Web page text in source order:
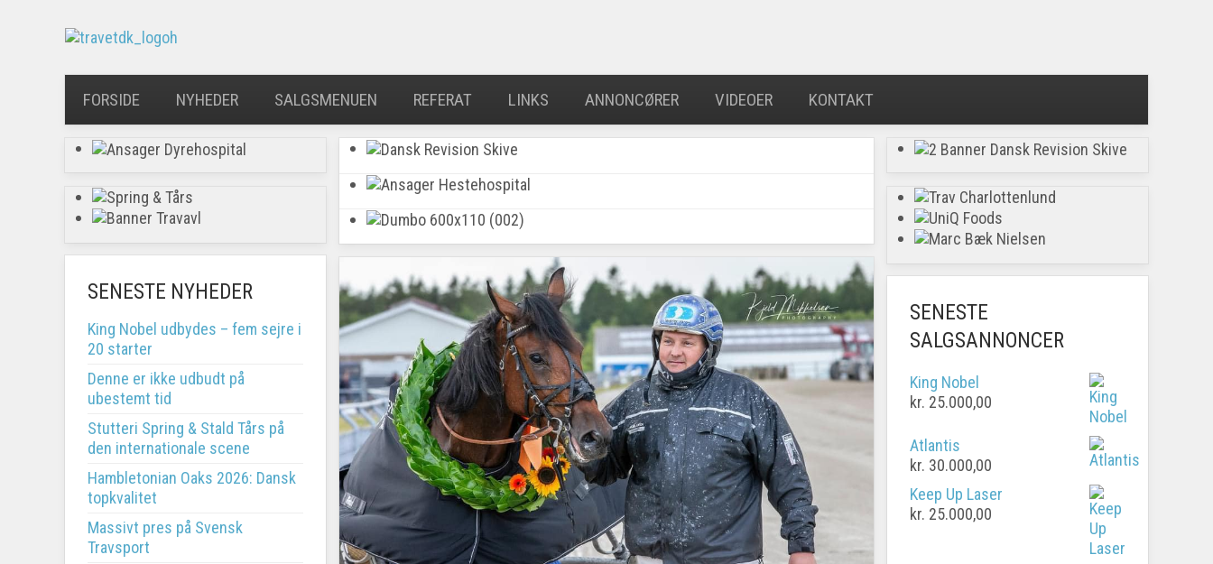
FORSIDE NYHEDER SALGSMENUEN REFERAT LINKS ANNONCØRER VIDEOER KONTAKT
SENESTE NYHEDER
King Nobel udbydes – fem sejre i
20 starter
Denne er ikke udbudt på
ubestemt tid
Stutteri Spring & Stald Tårs på
den internationale scene
Hambletonian Oaks 2026: Dansk
topkvalitet
Massivt pres på Svensk
Travsport
SENESTE
SALGSANNONCER
King Nobel
kr. 25.000,00
Atlantis
kr. 30.000,00
Keep Up Laser
kr. 25.000,00